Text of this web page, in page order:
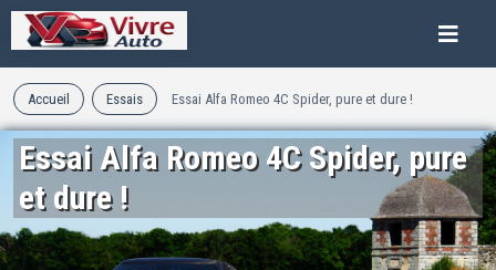
Accueil Essais Essai Alfa Romeo 4C Spider, pure et dure !
Essai Alfa Romeo 4C Spider, pure
et dure !